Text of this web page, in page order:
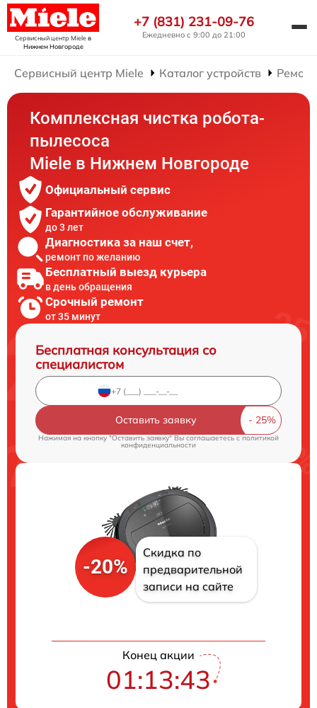
Сервисный центр Mieleв
Нижнем Новгороде
+7 (831) 231-09-76
Ежедневно с 9:00 до 21:00
Сервисный центр Miele Каталог устройств
Комплексная чистка робота-
пылесоса
Miele в Нижнем Новгороде
Официальный сервис
Гарантийное обслуживание
до 3 лет
Диагностика за наш счет,
ремонт по желанию
Бесплатный выезд курьера
в день обращения
Срочный ремонт
от 35 минут
Бесплатная консультация со
специалистом
Оставить заявку
Нажимая на кнопку "Оставить заявку" Вы соглашаетесь cполитикой
конфиденциальности
-20%
Скидка по
предварительной
записи на сайте
Конец акции
01:13:42